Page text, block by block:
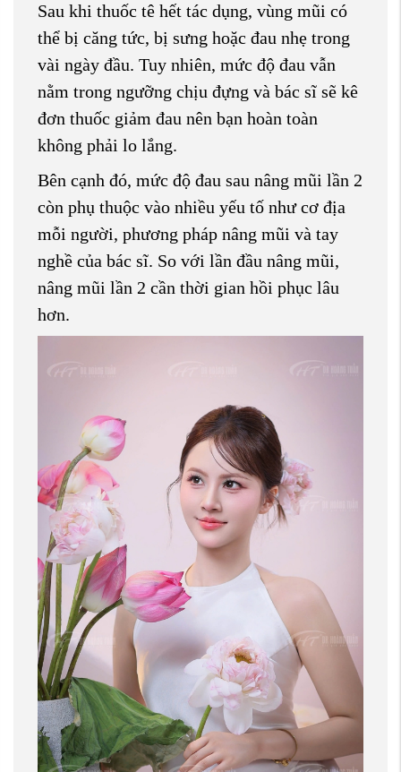
Sau khi thuốc tê hết tác dụng, vùng mũi có
thể bị căng tức, bị sưng hoặc đau nhẹ trong
vài ngày đầu. Tuy nhiên, mức độ đau vẫn
nằm trong ngưỡng chịu đựng và bác sĩ sẽ kê
đơn thuốc giảm đau nên bạn hoàn toàn
không phải lo lắng.
Bên cạnh đó, mức độ đau sau nâng mũi lần 2
còn phụ thuộc vào nhiều yếu tố như cơ địa
mỗi người, phương pháp nâng mũi và tay
nghề của bác sĩ. So với lần đầu nâng mũi,
nâng mũi lần 2 cần thời gian hồi phục lâu
hơn.